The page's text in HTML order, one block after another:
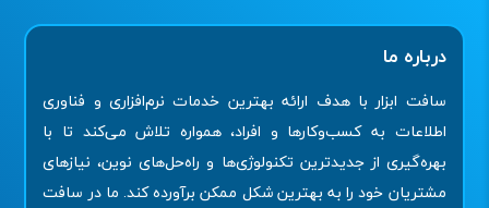
درباره ما
سافت ابزار با هدف ارائه بهترین خدمات نرم‌افزاری و فناوری
اطلاعات به کسب‌وکارها و افراد، همواره تلاش می‌کند تا با
بهره‌گیری از جدیدترین تکنولوژی‌ها و راه‌حل‌های نوین، نیازهای
مشتریان خود را به بهترین شکل ممکن برآورده کند. ما در سافت